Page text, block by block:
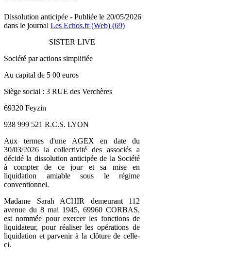
Dissolution anticipée - Publiée le 20/05/2026
dans le journal Les Echos.fr (Web) (69)
SISTER LIVE
Société par actions simplifiée
Au capital de 5 00 euros
Siège social : 3 RUE des Verchères
69320 Feyzin
938 999 521 R.C.S. LYON
Aux termes d'une AGEX en date du
30/03/2026 la collectivité des associés a
décidé la dissolution anticipée de la Société
à compter de ce jour et sa mise en
liquidation amiable sous le régime
conventionnel.
Madame Sarah ACHIR demeurant 112
avenue du 8 mai 1945, 69960 CORBAS,
est nommée pour exercer les fonctions de
liquidateur, pour réaliser les opérations de
liquidation et parvenir à la clôture de celle-
ci.